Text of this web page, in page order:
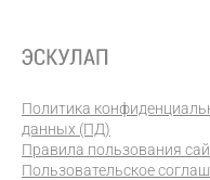
Политика
данных (ПД)
Правила пользования
Пользовательское